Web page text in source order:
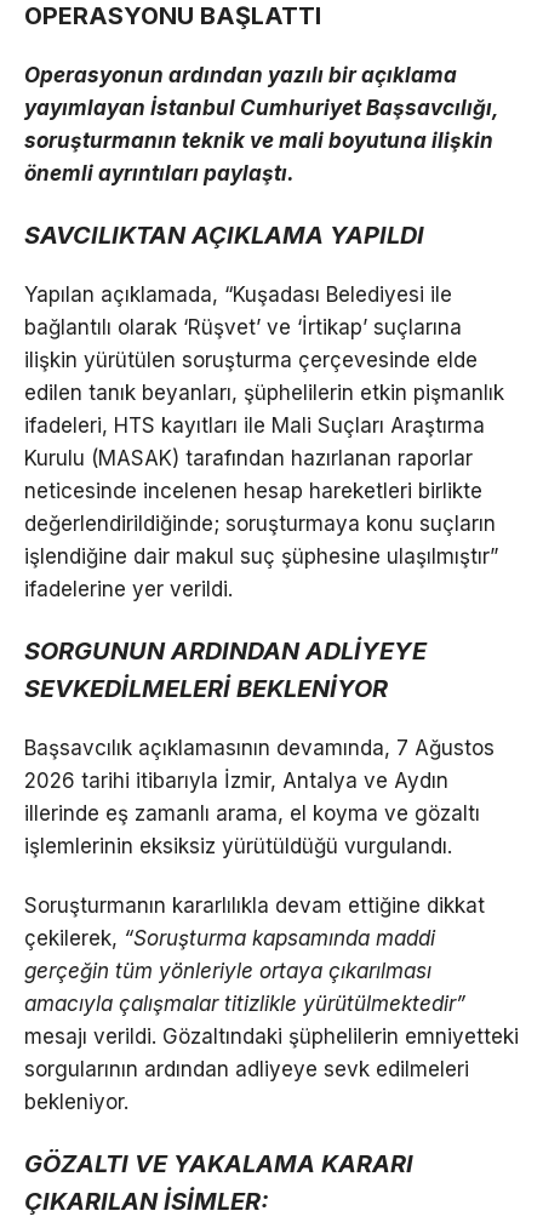
OPERASYONU BAŞLATTI
Operasyonun ardından yazılı bir açıklama
yayımlayan İstanbul Cumhuriyet Başsavcılığı,
soruşturmanın teknik ve mali boyutuna ilişkin
önemli ayrıntıları paylaştı.
SAVCILIKTAN AÇIKLAMA YAPILDI
Yapılan açıklamada, “Kuşadası Belediyesi ile
bağlantılı olarak ‘Rüşvet’ ve ‘İrtikap’ suçlarına
ilişkin yürütülen soruşturma çerçevesinde elde
edilen tanık beyanları, şüphelilerin etkin pişmanlık
ifadeleri, HTS kayıtları ile Mali Suçları Araştırma
Kurulu (MASAK) tarafından hazırlanan raporlar
neticesinde incelenen hesap hareketleri birlikte
değerlendirildiğinde; soruşturmaya konu suçların
işlendiğine dair makul suç şüphesine ulaşılmıştır”
ifadelerine yer verildi.
SORGUNUN ARDINDAN ADLİYEYE
SEVKEDİLMELERİ BEKLENİYOR
Başsavcılık açıklamasının devamında, 7 Ağustos
2026 tarihi itibarıyla İzmir, Antalya ve Aydın
illerinde eş zamanlı arama, el koyma ve gözaltı
işlemlerinin eksiksiz yürütüldüğü vurgulandı.
Soruşturmanın kararlılıkla devam ettiğine dikkat
çekilerek, “Soruşturma kapsamında maddi
gerçeğin tüm yönleriyle ortaya çıkarılması
amacıyla çalışmalar titizlikle yürütülmektedir”
mesajı verildi. Gözaltındaki şüphelilerin emniyetteki
sorgularının ardından adliyeye sevk edilmeleri
bekleniyor.
GÖZALTI VE YAKALAMA KARARI
ÇIKARILAN İSİMLER: